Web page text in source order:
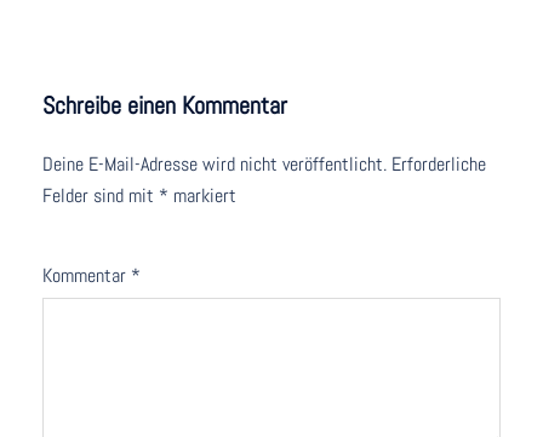
Schreibe einen Kommentar
Deine E-Mail-Adresse wird nicht veröffentlicht. Erforderliche
Felder sind mit * markiert
Kommentar *